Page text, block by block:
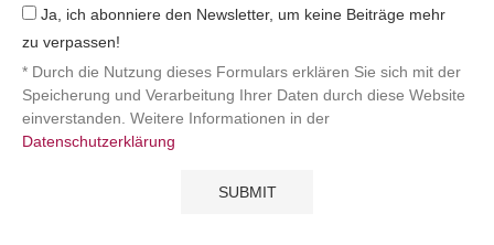
Ja, ich abonniere den Newsletter, um keine Beiträge mehr
zu verpassen!
* Durch die Nutzung dieses Formulars erklären Sie sich mit der
Speicherung und Verarbeitung Ihrer Daten durch diese Website
einverstanden. Weitere Informationen in der
Datenschutzerklärung